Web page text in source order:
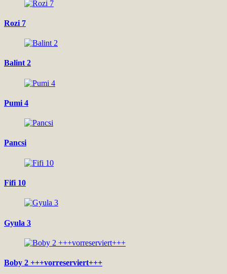
Rozi 7
Balint 2
Pumi 4
Pancsi
Fifi 10
Gyula 3
Boby 2 +++vorreserviert+++